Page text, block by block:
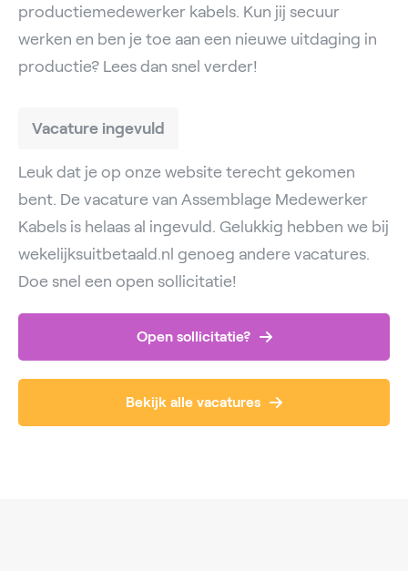
productiemedewerker kabels. Kun jij secuur
werken en ben je toe aan een nieuwe uitdaging in
productie? Lees dan snel verder!
Vacature ingevuld
Leuk dat je op onze website terecht gekomen
bent. De vacature van Assemblage Medewerker
Kabels is helaas al ingevuld. Gelukkig hebben we bij
wekelijksuitbetaald.nl genoeg andere vacatures.
Doe snel een open sollicitatie!
Open sollicitatie?
Bekijk alle vacatures